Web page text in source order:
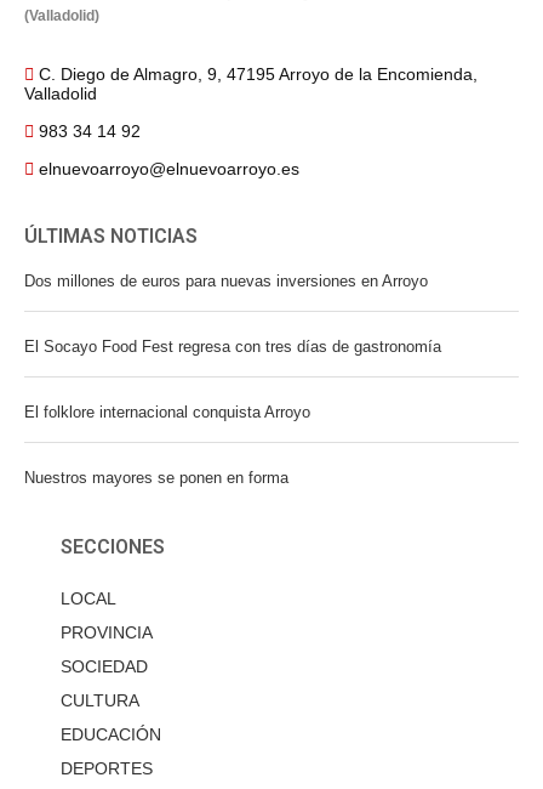
(Valladolid)
C. Diego de Almagro, 9, 47195 Arroyo de la Encomienda,
Valladolid
983 34 14 92
elnuevoarroyo@elnuevoarroyo.es
ÚLTIMAS NOTICIAS
Dos millones de euros para nuevas inversiones en Arroyo
El Socayo Food Fest regresa con tres días de gastronomía
El folklore internacional conquista Arroyo
Nuestros mayores se ponen en forma
SECCIONES
LOCAL
PROVINCIA
SOCIEDAD
CULTURA
EDUCACIÓN
DEPORTES